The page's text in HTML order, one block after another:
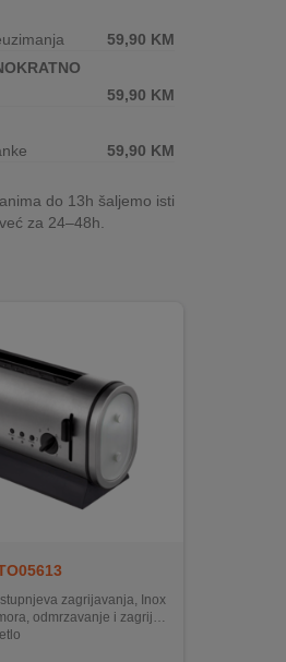
59,90 KM
59,90 KM
59,90 KM
do 13h šaljemo isti
za 24–48h.
zagrijavanja, Inox
odmrzavanje i zagrijavanje